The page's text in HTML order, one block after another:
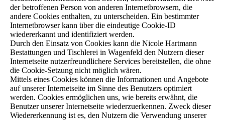
der betroffenen Person von anderen Internetbrowsern, die
andere Cookies enthalten, zu unterscheiden. Ein bestimmter
Internetbrowser kann über die eindeutige Cookie-ID
wiedererkannt und identifiziert werden.
Durch den Einsatz von Cookies kann die Nicole Hartmann
Bestattungen und Tischlerei in Wagenfeld den Nutzern dieser
Internetseite nutzerfreundlichere Services bereitstellen, die ohne
die Cookie-Setzung nicht möglich wären.
Mittels eines Cookies können die Informationen und Angebote
auf unserer Internetseite im Sinne des Benutzers optimiert
werden. Cookies ermöglichen uns, wie bereits erwähnt, die
Benutzer unserer Internetseite wiederzuerkennen. Zweck dieser
Wiedererkennung ist es, den Nutzern die Verwendung unserer